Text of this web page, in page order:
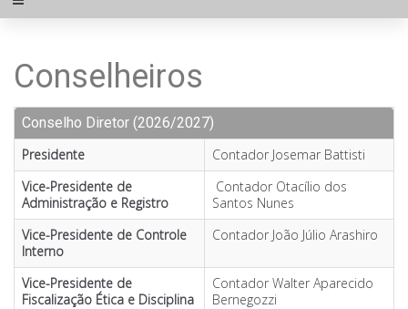
Conselheiros
Conselho Diretor (2026/2027)
Presidente
Contador Josemar Battisti
Vice-Presidente de
Administração e Registro
Contador Otacílio dos
Santos Nunes
Vice-Presidente de Controle
Interno
Contador João Júlio Arashiro
Vice-Presidente de
Fiscalização Ética e Disciplina
Contador Walter Aparecido
Bernegozzi